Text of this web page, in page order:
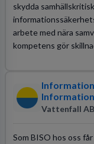
skydda
arbete med nära
kompetens gör
Vattenfall AB
Som BISO hos oss